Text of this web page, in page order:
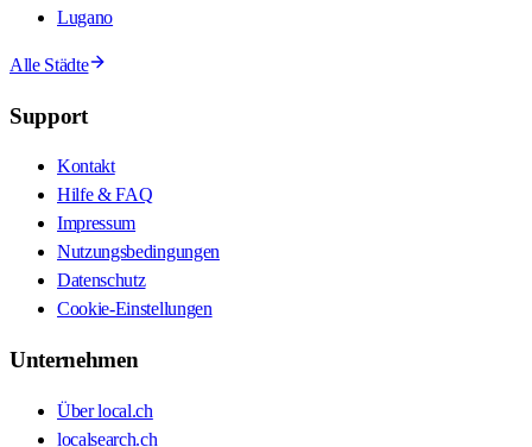
Lugano
Alle Städte
Support
Kontakt
Hilfe & FAQ
Impressum
Nutzungsbedingungen
Datenschutz
Cookie-Einstellungen
Unternehmen
Über local.ch
localsearch.ch